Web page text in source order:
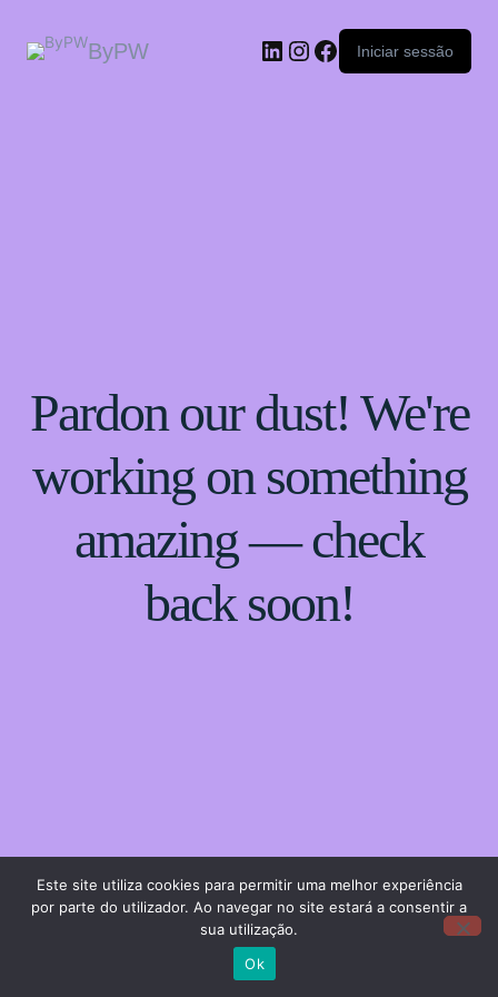
ByPW Iniciar sessão
Pardon our dust! We're
working on something
amazing — check
back soon!
Este site utiliza cookies para permitir uma melhor experiência
por parte do utilizador. Ao navegar no site estará a consentir a
sua utilização.
Ok